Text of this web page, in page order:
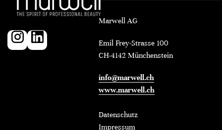
Marwell AG
Emil Frey-Strasse 100
CH-4142 Münchenstein
info@marwell.ch
www.marwell.ch
Datenschutz
Impressum